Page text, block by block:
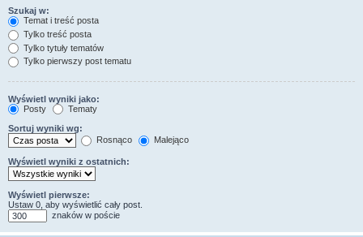
Szukaj w:
Temat i treść posta
Tylko treść posta
Tylko tytuły tematów
Tylko pierwszy post tematu
Wyświetl wyniki jako:
Posty
Tematy
Sortuj wyniki wg:
Rosnąco
Malejąco
Wyświetl wyniki z ostatnich:
Wyświetl pierwsze:
Ustaw 0, aby wyświetlić cały post.
znaków w poście